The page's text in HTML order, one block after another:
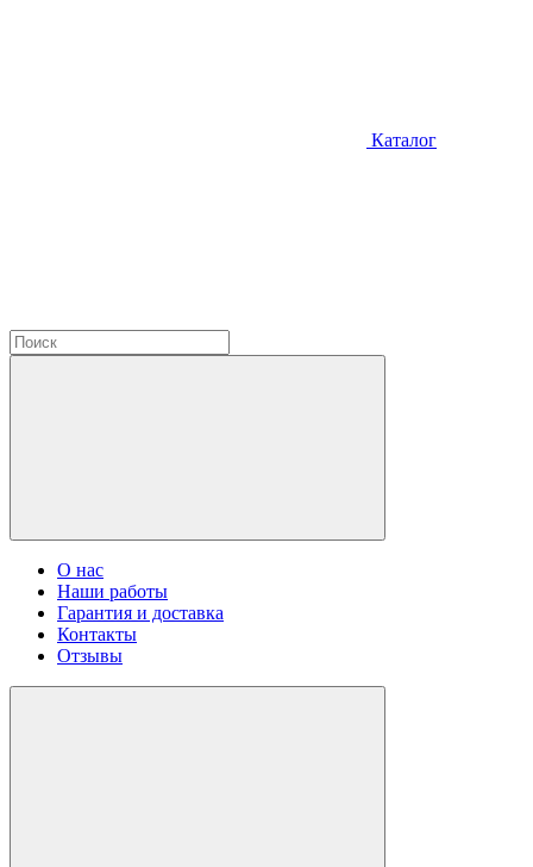
Каталог
О нас
Наши работы
Гарантия и доставка
Контакты
Отзывы